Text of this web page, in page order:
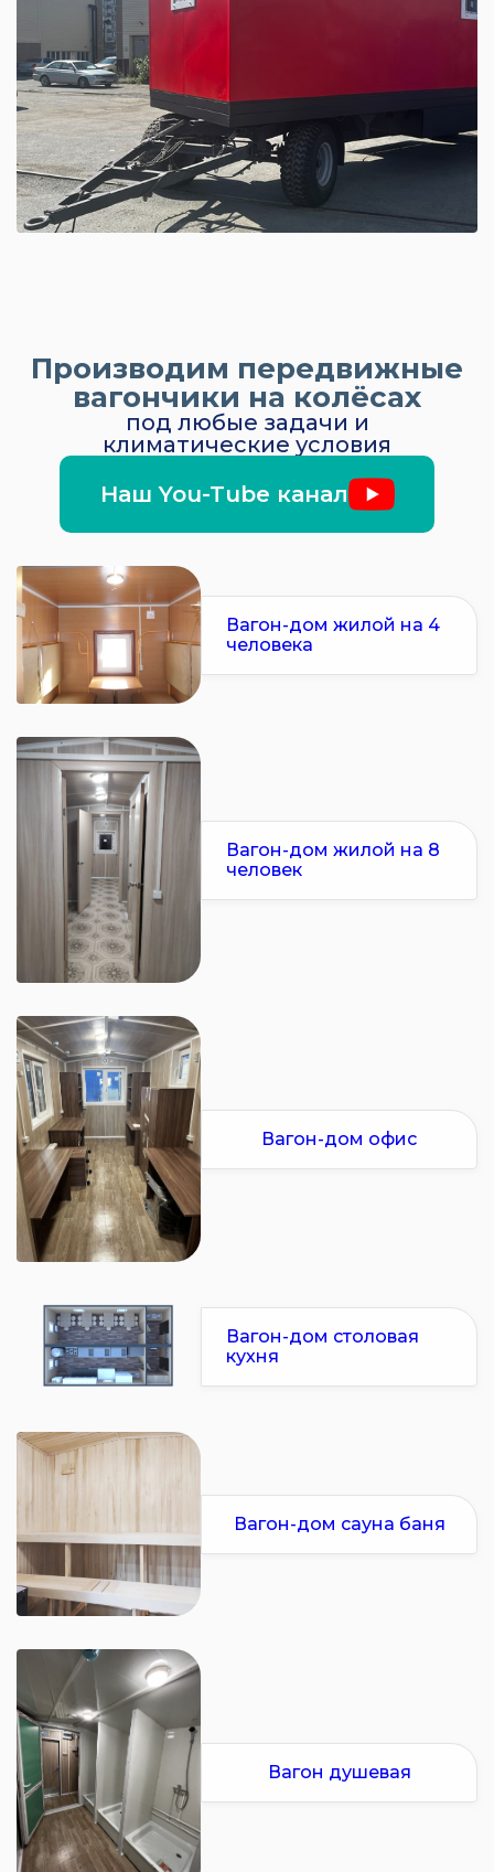
Производим передвижные
вагончики на колёсах
под любые задачи и
климатические условия
Наш You-Tube канал
Вагон-дом жилой на 4
человека
Вагон-дом жилой на 8
человек
Вагон-дом офис
Вагон-дом столовая
кухня
Вагон-дом сауна баня
Вагон душевая